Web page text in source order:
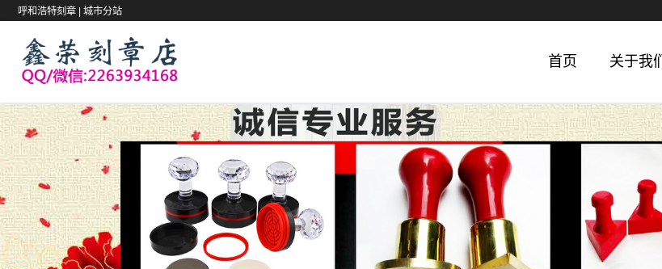
呼和浩特刻章 | 城市分站
首页 关于我们